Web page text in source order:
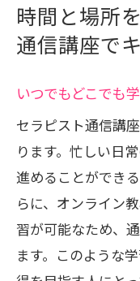
時間と場所
通信講座で
いつでもどこでも
セラピスト通信講
ります。忙しい日
進めることができ
らに、オンライン
習が可能なため、
ます。このような